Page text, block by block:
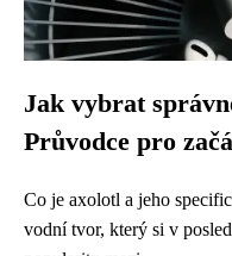
Jak vybrat
Průvodce pro
Co je axolotl a jeho
vodní tvor, který si v